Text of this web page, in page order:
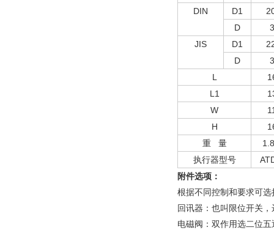
DIN
D1
D
JIS
D1
D
L
L1
W
H
重 量
执行器型号
附件选项：
根据不同控制和要求可
回讯器：也叫限位开关
电磁阀：双作用选二位